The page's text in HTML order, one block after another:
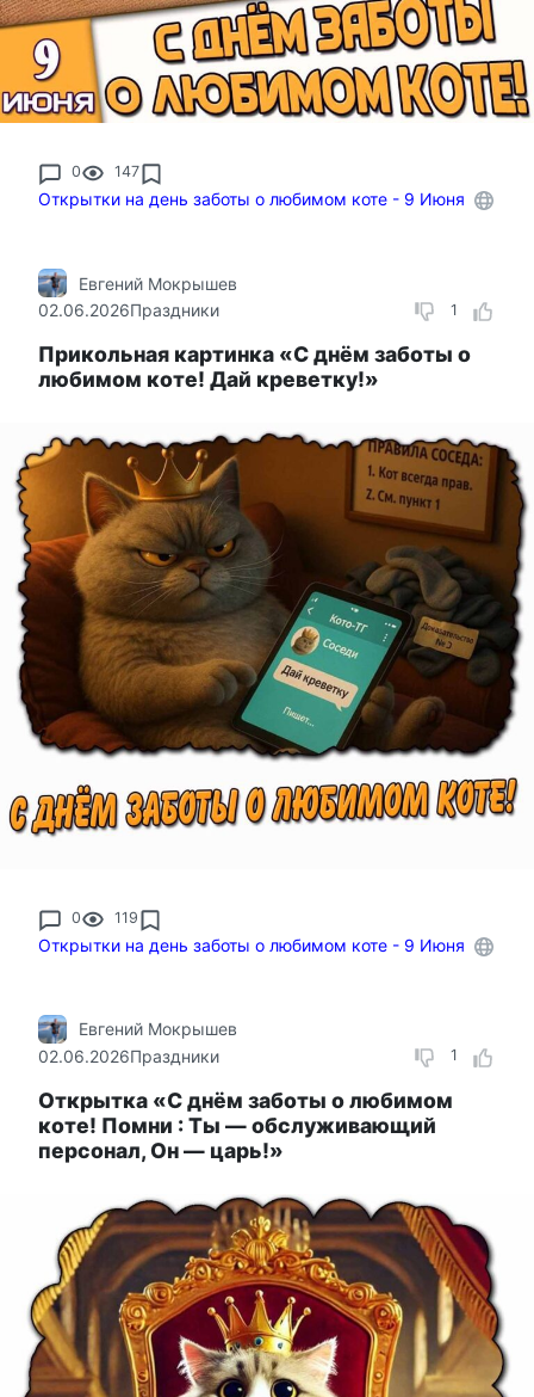
0 147
Открытки на день заботы о любимом коте - 9 Июня
1
Евгений Мокрышев
02.06.2026Праздники
Прикольная картинка «С днём заботы о
любимом коте! Дай креветку!»
0 119
Открытки на день заботы о любимом коте - 9 Июня
1
Евгений Мокрышев
02.06.2026Праздники
Открытка «С днём заботы о любимом
коте! Помни : Ты — обслуживающий
персонал, Он — царь!»